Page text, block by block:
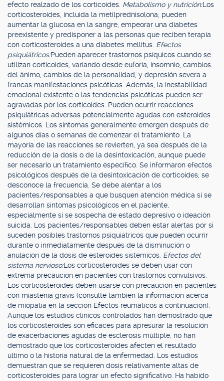
efecto realzado de los corticoides. Metabolismo y nutrición:Los
corticosteroides, incluida la metilprednisolona, pueden
aumentar la glucosa en la sangre, empeorar una diabetes
preexistente y predisponer a las personas que reciben terapia
con corticosteroides a una diabetes mellitus. Efectos
psiquiátricos:Pueden aparecer trastornos psíquicos cuando se
utilizan corticoides, variando desde euforia, insomnio, cambios
del ánimo, cambios de la personalidad, y depresión severa a
francas manifestaciones psicóticas. Además, la inestabilidad
emocional existente o las tendencias psicóticas pueden ser
agravadas por los corticoides. Pueden ocurrir reacciones
psiquiátricas adversas potencialmente agudas con esteroides
sistémicos. Los síntomas generalmente emergen después de
algunos días o semanas de comenzar el tratamiento. La
mayoría de las reacciones se revierten, ya sea después de la
reducción de la dosis o de la desintoxicación, aunque puede
ser necesario un tratamiento específico. Se informaron efectos
psicológicos después de la desintoxicación de corticoides; se
desconoce la frecuencia. Se debe alentar a los
pacientes/responsables a que busquen atención médica si se
desarrollan síntomas psicológicos en el paciente,
especialmente si se sospecha de estado depresivo o ideación
suicida. Los pacientes/responsables deben estar alertas por si
suceden posibles trastornos psiquiátricos que pueden ocurrir
durante o inmediatamente después de la disminución o
anulación de la dosis de esteroides sistémicos. Efectos del
sistema nervioso:Los corticosteroides se deben usar con
extrema precaución en pacientes con trastornos convulsivos.
Los corticosteroides deben usarse con precaución en pacientes
con miastenia gravis (consulte también la información acerca
de miopatía en la sección Efectos reumáticos a continuación).
Aunque los estudios clínicos controlados han demostrado que
los corticosteroides son eficaces para apresurar la resolución
de exacerbaciones agudas de esclerosis múltiple, no han
demostrado que los corticosteroides afecten el resultado
último o la historia natural de la enfermedad. Los estudios
demuestran que se requieren dosis relativamente altas de
corticosteroides para lograr un efecto significativo. Ha habido